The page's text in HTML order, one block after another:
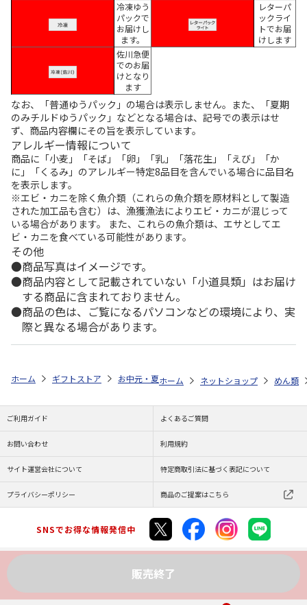
冷凍ゆう
パックで
お届けし
ます。
レターパ
ックライ
トでお届
けします
佐川急便
でのお届
けとなり
ます
なお、「普通ゆうパック」の場合は表示しません。また、「夏期
のみチルドゆうパック」などとなる場合は、記号での表示はせ
ず、商品内容欄にその旨を表示しています。
アレルギー情報について
商品に「小麦」「そば」「卵」「乳」「落花生」「えび」「か
に」「くるみ」のアレルギー特定8品目を含んでいる場合に品目名
を表示します。
※エビ・カニを除く魚介類（これらの魚介類を原材料として製造
された加工品も含む）は、漁獲漁法によりエビ・カニが混じって
いる場合があります。 また、これらの魚介類は、エサとしてエ
ビ・カニを食べている可能性があります。
その他
商品写真はイメージです。
商品内容として記載されていない「小道具類」はお届け
する商品に含まれておりません。
商品の色は、ご覧になるパソコンなどの環境により、実
際と異なる場合があります。
販売終了
ホーム ギフトストア お中元・夏ギフト特集 2026 ゆうゆうギフト
ホーム ネットショップ めん類
ご利用ガイド よくあるご質問
お問い合わせ 利用規約
サイト運営会社について 特定商取引法に基づく表記について
プライバシーポリシー 商品のご提案はこちら
SNSでお得な情報発信中